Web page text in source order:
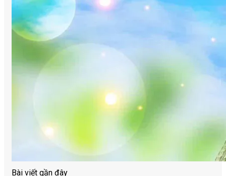
Bài viết gần đây